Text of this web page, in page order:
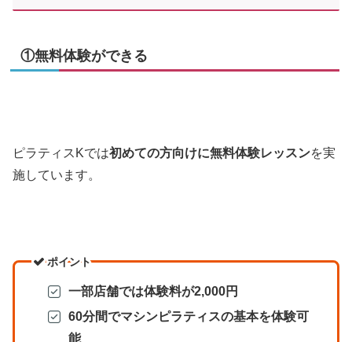
①無料体験ができる
ピラティスKでは初めての方向けに無料体験レッスンを実
施しています。
ポイント
一部店舗では体験料が2,000円
60分間でマシンピラティスの基本を体験可
能